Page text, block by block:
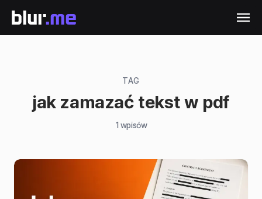
TAG
jak zamazać tekst w pdf
1 wpisów